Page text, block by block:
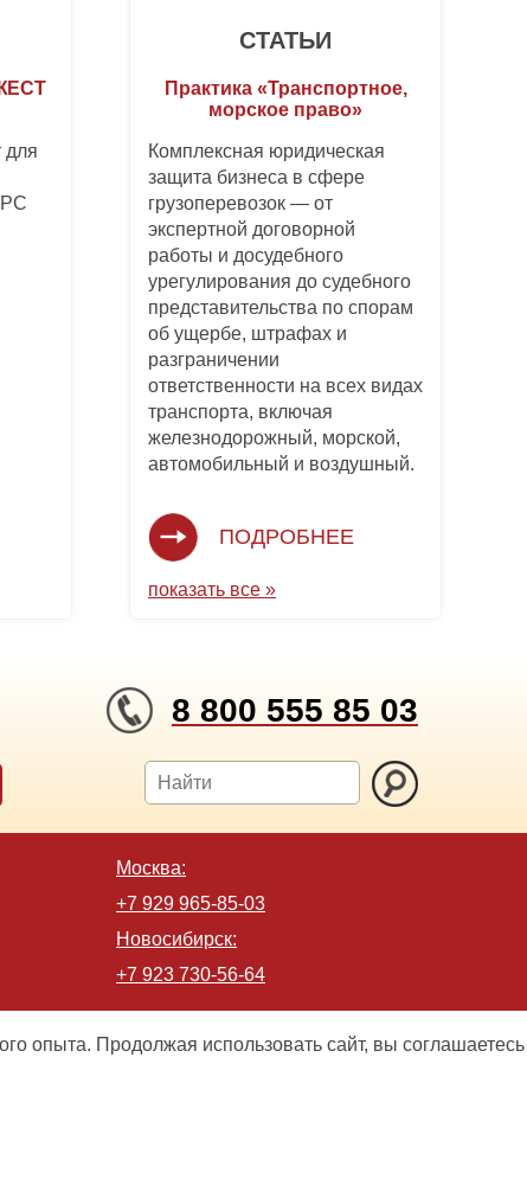
для
СТАТЬИ
Практика «Транспортное,
морское право»
Комплексная юридическая
защита бизнеса в сфере
грузоперевозок — от
экспертной договорной
работы и досудебного
урегулирования до судебного
представительства по спорам
об ущербе, штрафах и
разграничении
ответственности на всех видах
транспорта, включая
железнодорожный, морской,
автомобильный и воздушный.
ПОДРОБНЕЕ
показать все »
8 800 555 85 03
Москва:
+7 929 965-85-03
Новосибирск:
+7 923 730-56-64
опыта. Продолжая использовать сайт, вы соглашаетесь